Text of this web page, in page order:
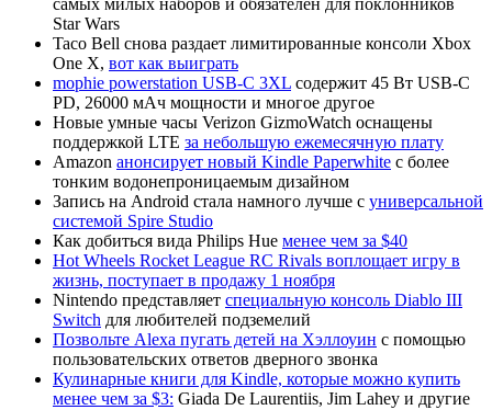
самых милых наборов и обязателен для поклонников
Star Wars
Taco Bell снова раздает лимитированные консоли Xbox
One X, вот как выиграть
mophie powerstation USB-C 3XL содержит 45 Вт USB-C
PD, 26000 мАч мощности и многое другое
Новые умные часы Verizon GizmoWatch оснащены
поддержкой LTE за небольшую ежемесячную плату
Amazon анонсирует новый Kindle Paperwhite с более
тонким водонепроницаемым дизайном
Запись на Android стала намного лучше с универсальной
системой Spire Studio
Как добиться вида Philips Hue менее чем за $40
Hot Wheels Rocket League RC Rivals воплощает игру в
жизнь, поступает в продажу 1 ноября
Nintendo представляет специальную консоль Diablo III
Switch для любителей подземелий
Позвольте Alexa пугать детей на Хэллоуин с помощью
пользовательских ответов дверного звонка
Кулинарные книги для Kindle, которые можно купить
менее чем за $3: Giada De Laurentiis, Jim Lahey и другие